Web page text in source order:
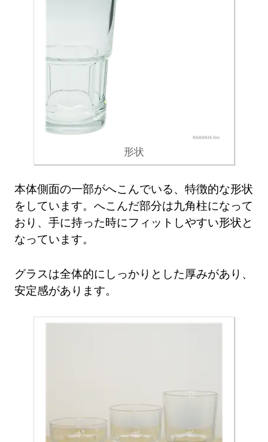
形状
本体側面の一部がへこんでいる、特徴的な形状
をしています。へこんだ部分は九角柱になって
おり、手に持った時にフィットしやすい形状と
なっています。
グラスは全体的にしっかりとした厚みがあり、
安定感があります。